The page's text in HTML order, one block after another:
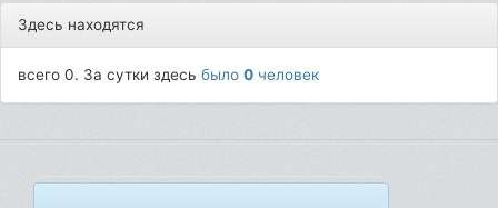
Здесь находятся
всего 0. За сутки здесьбыло0 человек